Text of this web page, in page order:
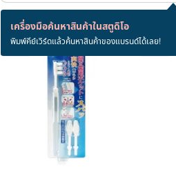
เครื่องมือค้นหาสินค้าในสตูดิโอ
พิมพ์คีย์เวิร์ดแล้วค้นหาสินค้าของแบรนด์ได้เลย!
สินค้า 22 ชิ้น